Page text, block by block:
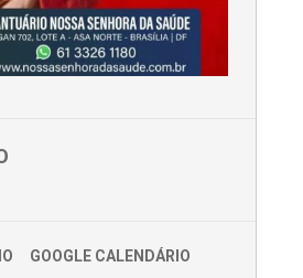
GOOGLE CALENDÁRIO